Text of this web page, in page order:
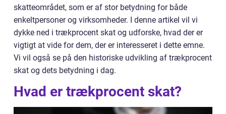
skatteområdet, som er af stor betydning for både
enkeltpersoner og virksomheder. I denne artikel vil vi
dykke ned i trækprocent skat og udforske, hvad der er
vigtigt at vide for dem, der er interesseret i dette emne.
Vi vil også se på den historiske udvikling af trækprocent
skat og dets betydning i dag.
Hvad er trækprocent skat?